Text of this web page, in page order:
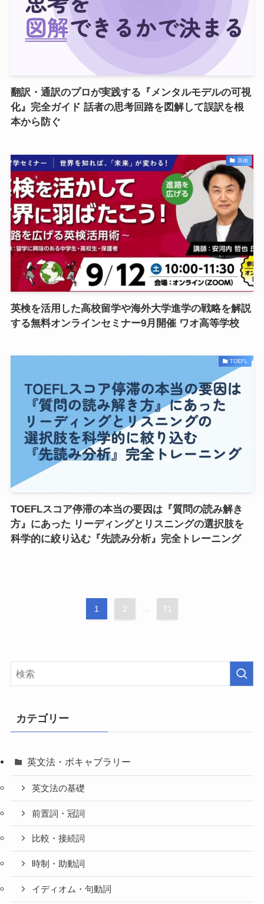
翻訳・通訳のプロが実践する『メンタルモデルの可視
化』完全ガイド 話者の思考回路を図解して誤訳を根
本から防ぐ
英検
英検を活用した高校留学や海外大学進学の戦略を解説
する無料オンラインセミナー9月開催 ワオ高等学校
TOEFL
TOEFLスコア停滞の本当の要因は『質問の読み解き
方』にあった リーディングとリスニングの選択肢を
科学的に絞り込む『先読み分析』完全トレーニング
1 2 ... 71
カテゴリー
英文法・ボキャブラリー
英文法の基礎
前置詞・冠詞
比較・接続詞
時制・助動詞
イディオム・句動詞